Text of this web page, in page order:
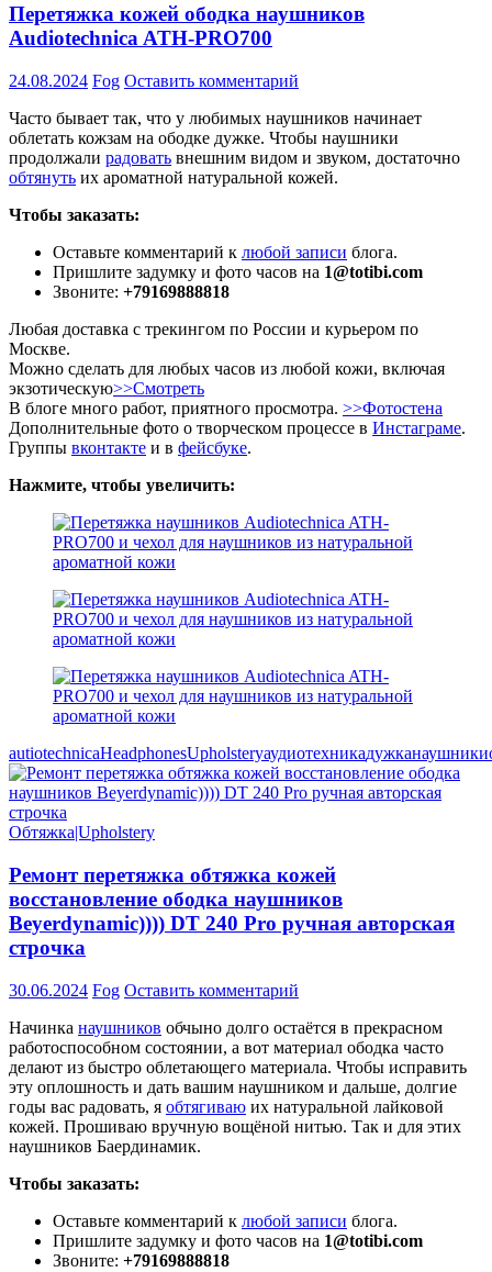
Перетяжка кожей ободка наушников
Audiotechnica ATH-PRO700
24.08.2024 Fog Оставить комментарий
Часто бывает так, что у любимых наушников начинает
облетать кожзам на ободке дужке. Чтобы наушники
продолжали радовать внешним видом и звуком, достаточно
обтянуть их ароматной натуральной кожей.
Чтобы заказать:
Оставьте комментарий к любой записи блога.
Пришлите задумку и фото часов на 1@totibi.com
Звоните: +79169888818
Любая доставка с трекингом по России и курьером по
Москве.
Можно сделать для любых часов из любой кожи, включая
экзотическую>>Смотреть
В блоге много работ, приятного просмотра. >>Фотостена
Дополнительные фото о творческом процессе в Инстаграме.
Группы вконтакте и в фейсбуке.
Нажмите, чтобы увеличить:
autiotechnicaHeadphonesUpholsteryаудиотехникадужканаушники
Обтяжка|Upholstery
Ремонт перетяжка обтяжка кожей
восстановление ободка наушников
Beyerdynamic)))) DT 240 Pro ручная авторская
строчка
30.06.2024 Fog Оставить комментарий
Начинка наушников обчыно долго остаётся в прекрасном
работоспособном состоянии, а вот материал ободка часто
делают из быстро облетающего материала. Чтобы исправить
эту оплошность и дать вашим наушником и дальше, долгие
годы вас радовать, я обтягиваю их натуральной лайковой
кожей. Прошиваю вручную вощёной нитью. Так и для этих
наушников Баердинамик.
Чтобы заказать:
Оставьте комментарий к любой записи блога.
Пришлите задумку и фото часов на 1@totibi.com
Звоните: +79169888818